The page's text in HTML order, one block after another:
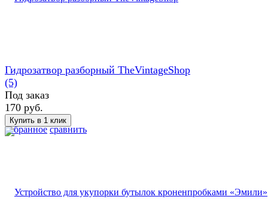
избранное сравнить
Гидрозатвор разборный TheVintageShop
(5)
Под заказ
170 руб.